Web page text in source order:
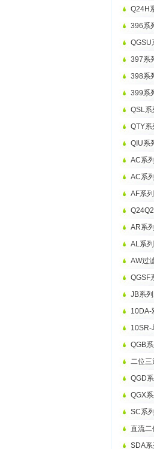
Q24H
396系
QGSU
397系
398系
399系
QSL系
QTY系
QIU系
AC系
AC系
AF系
AR系
AL系
AW过
QGSF
JB系
10DA-
10SR-
QGB
二位三
QGD
QGX
SC系
直流二
SDA